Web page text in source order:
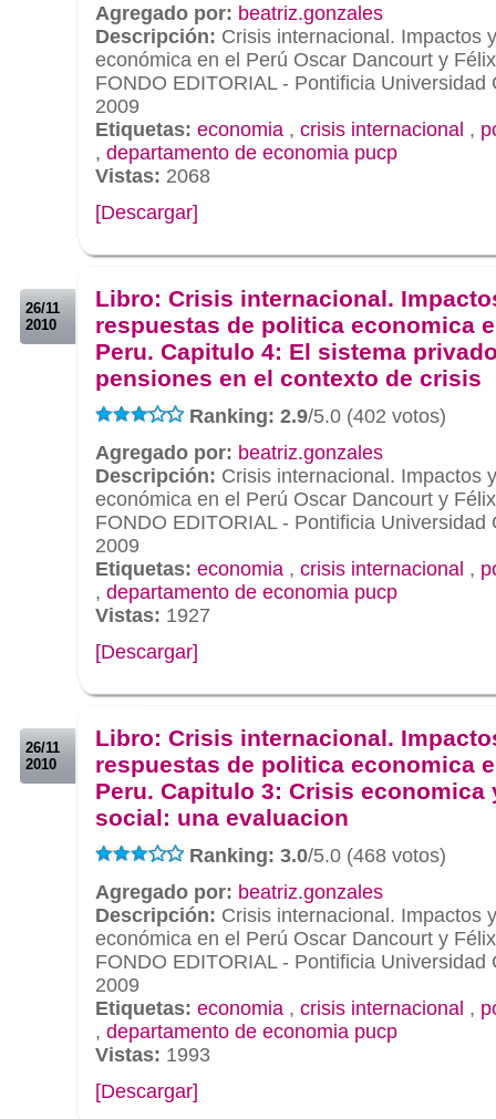
Agregado por: beatriz.gonzales
Descripción: Crisis internacional. Impactos
económica en el Perú Oscar Dancourt y
FONDO EDITORIAL - Pontificia Universidad
2009
Etiquetas: economia , crisis internacional ,
, departamento de economia pucp
Vistas: 2068
[Descargar]
26/11
2010
Libro: Crisis internacional.
respuestas de politica economica
Peru. Capitulo 4: El sistema
pensiones en el contexto de crisis
Ranking: 2.9/5.0 (402 votos)
Agregado por: beatriz.gonzales
Descripción: Crisis internacional. Impactos
económica en el Perú Oscar Dancourt y
FONDO EDITORIAL - Pontificia Universidad
2009
Etiquetas: economia , crisis internacional ,
, departamento de economia pucp
Vistas: 1927
[Descargar]
26/11
2010
Libro: Crisis internacional.
respuestas de politica economica
Peru. Capitulo 3: Crisis economica
social: una evaluacion
Ranking: 3.0/5.0 (468 votos)
Agregado por: beatriz.gonzales
Descripción: Crisis internacional. Impactos
económica en el Perú Oscar Dancourt y
FONDO EDITORIAL - Pontificia Universidad
2009
Etiquetas: economia , crisis internacional ,
, departamento de economia pucp
Vistas: 1993
[Descargar]